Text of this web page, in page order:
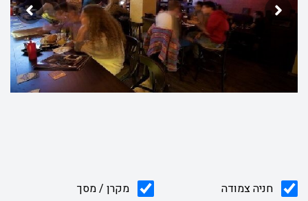
חניה צמודה
מקרן / מסך